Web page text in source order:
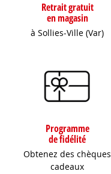
Retrait gratuit
en magasin
à Sollies-Ville (Var)
Programme
de fidélité
Obtenez des chèques
cadeaux